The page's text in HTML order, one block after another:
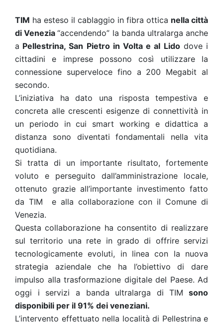
TIM ha esteso il cablaggio in fibra ottica nella città
di Venezia“accendendo” la banda ultralarga anche
a Pellestrina, San Pietro in Volta e al Lidodove i
cittadini e imprese possono così utilizzare la
connessione superveloce fino a 200 Megabit al
secondo.
L’iniziativa ha dato una risposta tempestiva e
concreta alle crescenti esigenze di connettività in
un periodo in cui smart working e didattica a
distanza sono diventati fondamentali nella vita
quotidiana.
Si tratta di un importante risultato, fortemente
voluto e perseguito dall’amministrazione locale,
ottenuto grazie all’importante investimento fatto
da TIM e alla collaborazione con il Comune di
Venezia.
Questa collaborazione ha consentito di realizzare
sul territorio una rete in grado di offrire servizi
tecnologicamente evoluti, in linea con la nuova
strategia aziendale che ha l’obiettivo di dare
impulso alla trasformazione digitale del Paese. Ad
oggi i servizi a banda ultralarga di TIM sono
disponibili per il 91% dei veneziani.
L’intervento effettuato nella località di Pellestrina e